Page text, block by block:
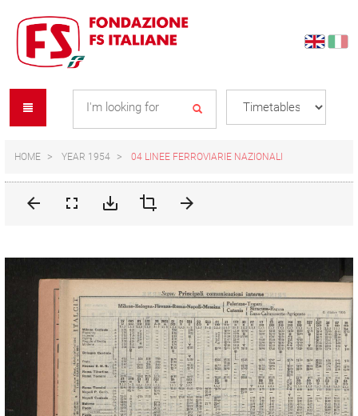
content
navigation
menu
HOME YEAR 1954 04 LINEE FERROVIARIE NAZIONALI